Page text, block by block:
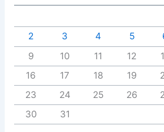
2
3 4 5
9
10 11 12
16
17 18 19
23
24 25 26
30
31